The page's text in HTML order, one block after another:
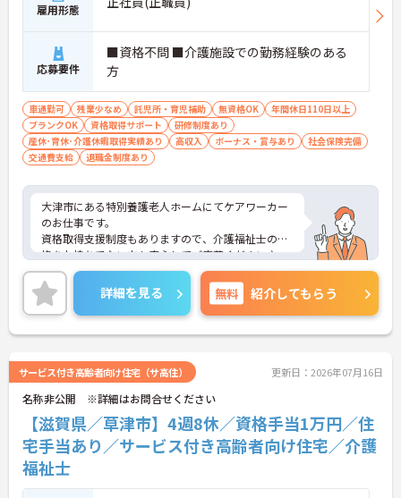
雇用形態
応募要件
■資格不問 ■介護施設での勤務経験のある
方
車通勤可 残業少なめ 託児所・育児補助 無資格OK
年間休日110日以上
ブランクOK
資格取得サポート
研修制度あり
産休･育休･介護休暇取得実績あり
高収入 ボーナス・賞与あり
社会保険完備
交通費支給
退職金制度あり
大津市にある特別養護老人ホームにてケアワーカー
のお仕事です。
資格取得支援制度もありますので、介護福祉士の資
格をお持ちでない方も安心してご応募ください♪
残業もほとんどございませんのでプライベートや家
庭との両立もしやすい環境です。
ご興味がある方は是非一度マイナビまでお問い合わ
せください。さらに詳細などお伝えします！
詳細を見る 無料 紹介してもらう
サービス付き高齢者向け住宅（サ高住） 更新日：2026年07月16日
名称非公開 ※詳細はお問合せください
【滋賀県／草津市】4週8休／資格手当1万円／住
宅手当あり／サービス付き高齢者向け住宅／介護
福祉士